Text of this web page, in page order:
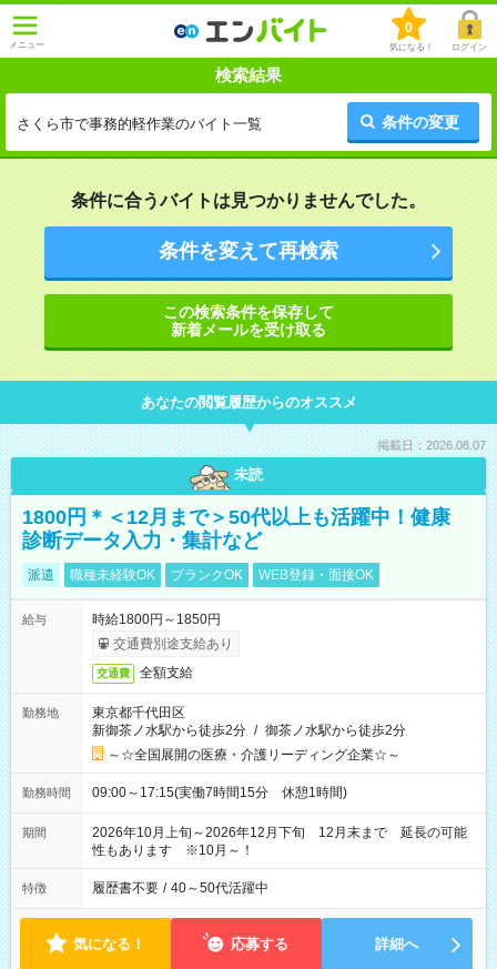
メニュー
0
気になる！ ログイン
検索結果
さくら市で事務的軽作業のバイト一覧 条件の変更
条件に合うバイトは見つかりませんでした。
条件を変えて再検索
この検索条件を保存して
新着メールを受け取る
あなたの閲覧履歴からのオススメ
掲載日：2026.08.07
未読
1800円＊＜12月まで＞50代以上も活躍中！健康
診断データ入力・集計など
派遣 職種未経験OK ブランクOK WEB登録・面接OK
給与
時給1800円～1850円
交通費別途支給あり
交通費 全額支給
勤務地
東京都千代田区
新御茶ノ水駅から徒歩2分 / 御茶ノ水駅から徒歩2分
～☆全国展開の医療・介護リーディング企業☆～
勤務時間 09:00～17:15(実働7時間15分 休憩1時間)
期間
2026年10月上旬～2026年12月下旬 12月末まで 延長の可能
性もあります ※10月～！
特徴 履歴書不要 / 40～50代活躍中
気になる！ 応募する 詳細へ